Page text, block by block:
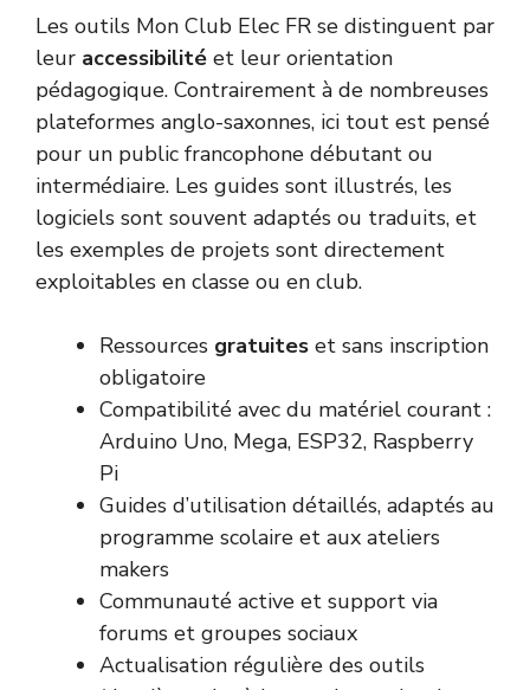
Les outils Mon Club Elec FR se distinguent par
leur accessibilité et leur orientation
pédagogique. Contrairement à de nombreuses
plateformes anglo-saxonnes, ici tout est pensé
pour un public francophone débutant ou
intermédiaire. Les guides sont illustrés, les
logiciels sont souvent adaptés ou traduits, et
les exemples de projets sont directement
exploitables en classe ou en club.
Ressources gratuites et sans inscription
obligatoire
Compatibilité avec du matériel courant :
Arduino Uno, Mega, ESP32, Raspberry
Pi
Guides d’utilisation détaillés, adaptés au
programme scolaire et aux ateliers
makers
Communauté active et support via
forums et groupes sociaux
Actualisation régulière des outils